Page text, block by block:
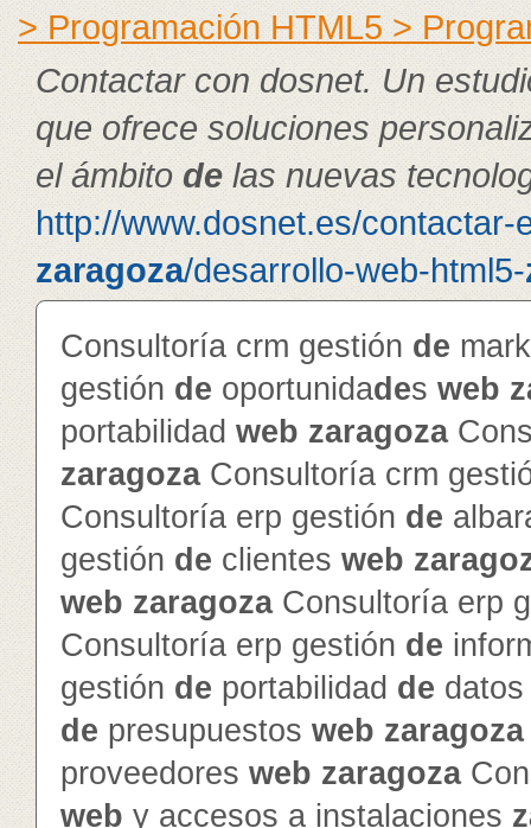
> Programación HTML5 >
Contactar con dosnet. Un
que ofrece soluciones
el ámbitode las nuevas
http://www.dosnet.es/contactar-
zaragoza/desarrollo-web-html5-
Consultoría crm gestión de
gestión de oportunidades web
portabilidad web zaragoza
zaragozaConsultoría crm
Consultoría erp gestión de
gestión de clientes web
web zaragozaConsultoría erp
Consultoría erp gestión de
gestión de portabilidad de
de presupuestos web zaragoza
proveedores web zaragoza
web y accesos a instalaciones